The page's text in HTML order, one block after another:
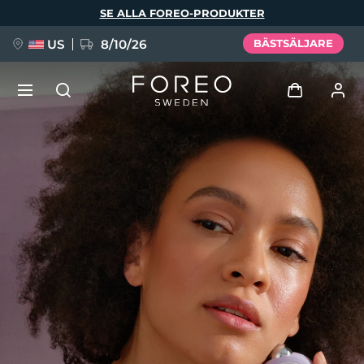
SE ALLA FOREO-PRODUKTER
US 8/10/26 BÄSTSÄLJARE
Logga in
Användarprofil
Mina enheter
Mina beställningar
Mina adresser
Mina prenumerationer
NYHET
FAQ™ Pure Beauty-Tech Elixir
BREAKING NEWS
issa™ Teeth Whitening Set
Språk
English Deutsch
Español
Français
Italiano
Português
Polski
Svenska
Русский
Türkçe
简体中文 繁體中文